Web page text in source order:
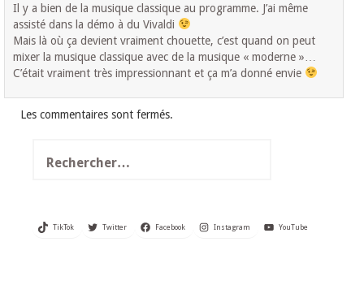
Il y a bien de la musique classique au programme. J’ai même
assisté dans la démo à du Vivaldi
Mais là où ça devient vraiment chouette, c’est quand on peut
mixer la musique classique avec de la musique « moderne »…
C’était vraiment très impressionnant et ça m’a donné envie
Les commentaires sont fermés.
TikTok Twitter Facebook Instagram YouTube